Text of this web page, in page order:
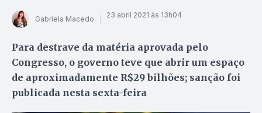
Gabriela Macedo 23 abril 2021 às 13h04
Para destrave da matéria aprovada pelo
Congresso, o governo teve que abrir um espaço
de aproximadamente R$29 bilhões; sanção foi
publicada nesta sexta-feira